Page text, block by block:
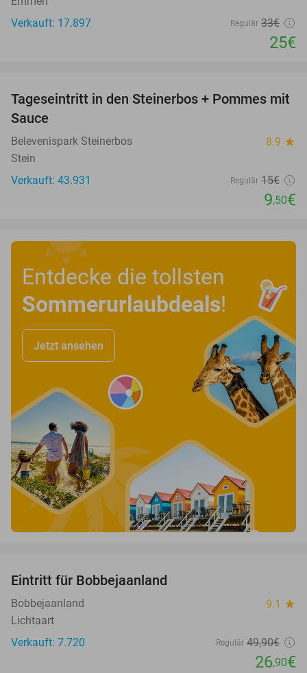
Verkauft: 17.897
Regulär 33€
25€
37%
Tageseintritt in den Steinerbos + Pommes mit
Sauce
Belevenispark Steinerbos 8.9 star
Stein
Verkauft: 43.931
Regulär 15€
9,50€
Entdecke die tollsten
Sommerurlaubdeals!
Jetzt ansehen
Eintritt für Bobbejaanland
Bobbejaanland 9.1 star
Lichtaart
Verkauft: 7.720
Regulär 49,90€
26,90€